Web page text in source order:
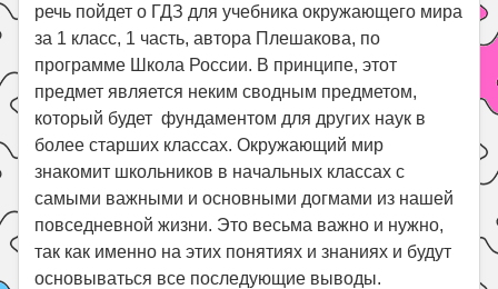
речь пойдет о ГДЗ для учебника окружающего мира
за 1 класс, 1 часть, автора Плешакова, по
программе Школа России. В принципе, этот
предмет является неким сводным предметом,
который будет фундаментом для других наук в
более старших классах. Окружающий мир
знакомит школьников в начальных классах с
самыми важными и основными догмами из нашей
повседневной жизни. Это весьма важно и нужно,
так как именно на этих понятиях и знаниях и будут
основываться все последующие выводы.